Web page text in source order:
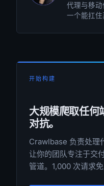
代理与移
一个能扛住
开始构建
大规模爬取任何
对抗。
Crawlbase 负责处理
让你的团队专注于交
管道。1,000 次请求